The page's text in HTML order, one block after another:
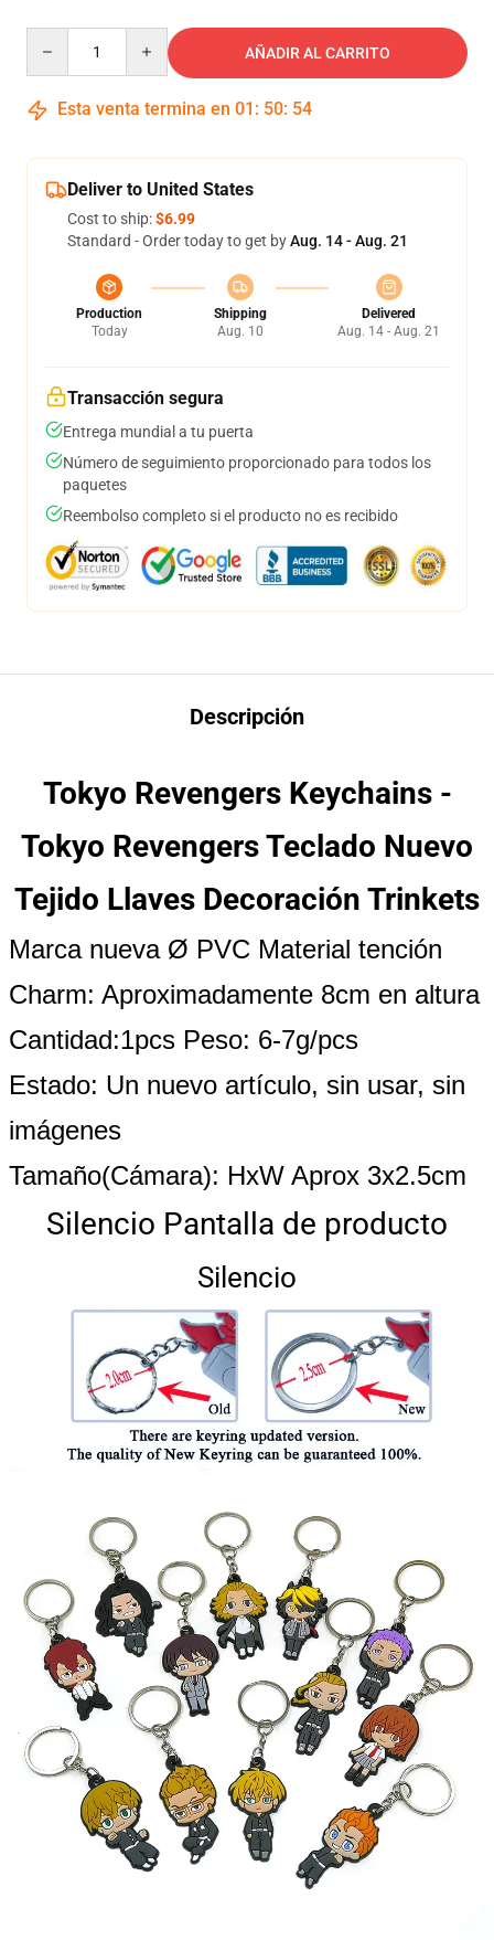
AÑADIR AL CARRITO
Esta venta termina en 01 : 50: 54
Deliver to United States
Cost to ship:$6.99
Standard - Order today to get byAug. 14 - Aug. 21
Production
Today
Shipping
Aug. 10
Delivered
Aug. 14 - Aug. 21
Transacción segura
Entrega mundial a tu puerta
Número de seguimiento proporcionado para todos los
paquetes
Reembolso completo si el producto no es recibido
Descripción
Tokyo Revengers Keychains -
Tokyo Revengers Teclado Nuevo
Tejido Llaves Decoración Trinkets
Marca nueva Ø PVC Material tención
Charm: Aproximadamente 8cm en altura
Cantidad:1pcs Peso: 6-7g/pcs
Estado: Un nuevo artículo, sin usar, sin
imágenes
Tamaño(Cámara): HxW Aprox 3x2.5cm
Silencio Pantalla de producto
Silencio